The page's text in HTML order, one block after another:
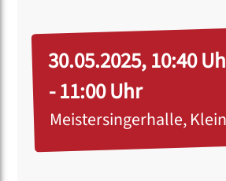
30.05.2025, 10:40
- 11:00 Uhr
Meistersingerhalle,